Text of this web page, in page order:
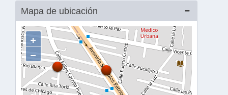
Mapa de ubicación
+
−